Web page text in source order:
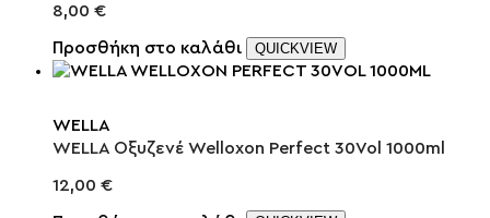
8,00 €
Προσθήκη στο καλάθι QUICKVIEW
WELLA
WELLA Οξυζενέ Welloxon Perfect 30Vol 1000ml
12,00 €